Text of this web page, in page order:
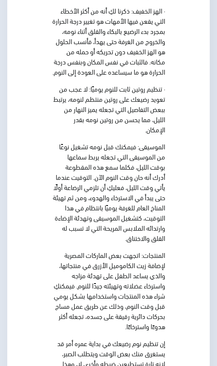
· الهز الخفيف: ذكرنا لكِ أنه من أكثر الأخطاء
التي يقعن فيها الأمهات هو تغيير درجة الحرارة
بمجرد بدء الرضيع بالبكاء والقلق أثناء نومه،
والخروج من الغرفة حتى يهدأ، فأنسب الحلول
هو الهز الخفيف دون تحريكه أو حمله من
مكانه. فالثبات في نفس المكان وبنفس درجة
الحرارة هو ما سيساعده على العودة إلى النوم.
· تنظيم روتين ثابت للنوم يوميًا:لا عجب من
تعويد رضيعك على روتين منتظم لنومه، يرتبط
ببعض التفاصيل التي تجعله يميز النهار من
الليل، مما يحسن من روتين نومه بقدر
الإمكان.
الموسيقى:فيمكنك قبل نومه تشغيل نوعًا
من الموسيقى التي تجعله يربط سماعها
بوقت الليل، فكلما سمع هذه المقطوعة
أدرك أنه حان وقت النوم الآن. التوقيت عندما
يأتي وقت الليل، فعليكِ أن تلزمي الرضاعة أولًا
حتى يبدأ في الاسترخاء والهدوء، ومن ثم تهيئة
المناخ العام للغرفة يوميًا بانتظام في هذا
التوقيت، كتشغيل الموسيقى وتهدئة الإضاءة
وارتدائه الملابس المريحة التي لا تسبب له
القلق والاختناق.
المنتجات:اتجهت بعض الماركات المصرية
لإضافة زيت الكاموميل الأزرق في منتجاتها،
والذي يساعد الطفل على تهدئة مزاجه
واسترخاء عضلاته وتهيئته جيدًا للنوم. فيمكنكِ
شراء هذه المنتجات واستخدامها بشكل يومي
قبل وقت النوم، وذلك عن طريق عمل مساج
بحركات دائرية رقيقة على جسده، تجعله أكثر
هدوءًا واسترخاءًا.
إن تنظيم نوم رضيعك في بداية عمره أمر قد
يستغرق منك بعض الوقت ويتطلب الصبر،
لإنه تارة تستطيعين ضبطه وأخرى لا، وهذا